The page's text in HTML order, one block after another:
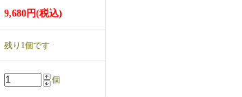
9,680円(税込)
残り1個です
個